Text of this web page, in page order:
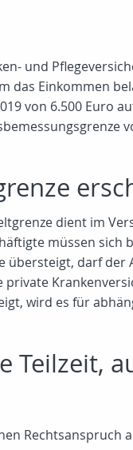
und
das Einkommen
von 6.500 Euro
dient im
müssen
darf
wird es für
Teilzeit,